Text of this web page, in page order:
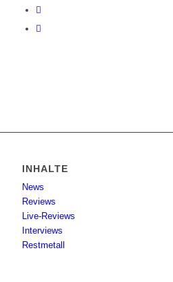
INHALTE
News
Reviews
Live-Reviews
Interviews
Restmetall